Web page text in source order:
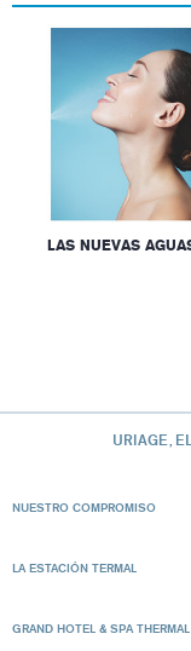
LAS NUEVAS
URIAGE,
NUESTRO COMPROMISO
LA ESTACIÓN TERMAL
GRAND HOTEL & SPA THERMAL